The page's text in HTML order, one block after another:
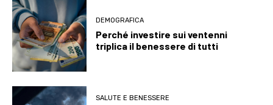
DEMOGRAFICA
Perché investire sui ventenni
triplica il benessere di tutti
SALUTE E BENESSERE